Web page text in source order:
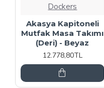
Dockers
Akasya Kapitoneli
Mutfak Masa Takımı
(Deri) - Beyaz
12.778,80TL